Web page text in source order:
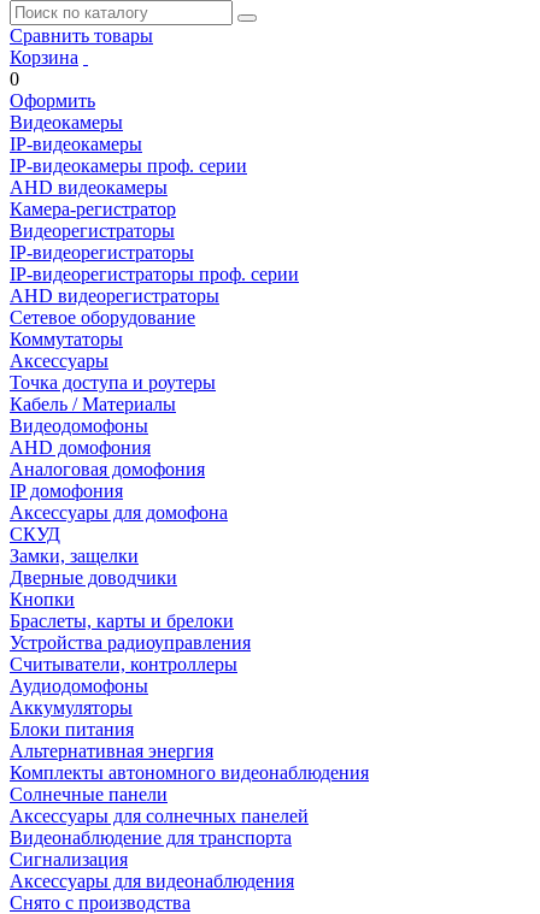
Сравнить товары
Корзина
0
Оформить
Видеокамеры
IP-видеокамеры
IP-видеокамеры проф. серии
AHD видеокамеры
Камера-регистратор
Видеорегистраторы
IP-видеорегистраторы
IP-видеорегистраторы проф. серии
AHD видеорегистраторы
Сетевое оборудование
Коммутаторы
Аксессуары
Точка доступа и роутеры
Кабель / Материалы
Видеодомофоны
AHD домофония
Аналоговая домофония
IP домофония
Аксессуары для домофона
СКУД
Замки, защелки
Дверные доводчики
Кнопки
Браслеты, карты и брелоки
Устройства радиоуправления
Считыватели, контроллеры
Аудиодомофоны
Аккумуляторы
Блоки питания
Альтернативная энергия
Комплекты автономного видеонаблюдения
Солнечные панели
Аксессуары для солнечных панелей
Видеонаблюдение для транспорта
Сигнализация
Аксессуары для видеонаблюдения
Снято с производства